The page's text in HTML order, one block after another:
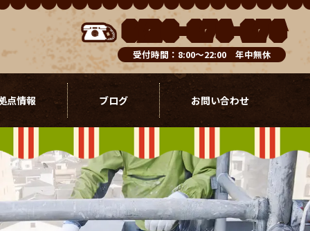
0120-076-976
受付時間：8:00～22:00 年中無休
点情報 ブログ お問い合わせ